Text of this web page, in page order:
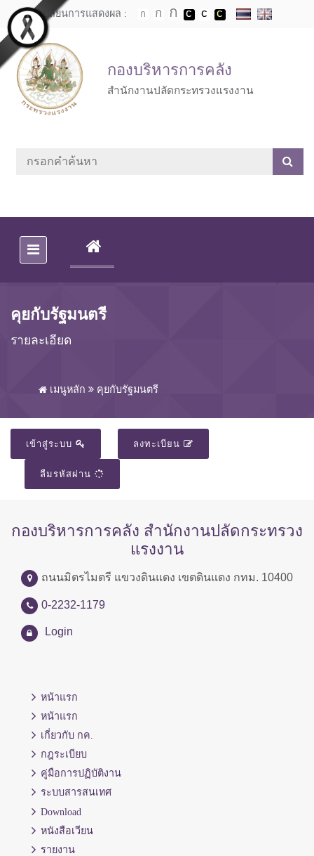
Skip to main content
เปลี่ยนการแสดงผล :
กองบริหารการคลัง
สำนักงานปลัดกระทรวงแรงงาน
(CURRENT)
คุยกับรัฐมนตรี
รายละเอียด
เมนูหลัก คุยกับรัฐมนตรี
เข้าสู่ระบบ ลงทะเบียน
ลืมรหัสผ่าน
กองบริหารการคลัง สำนักงานปลัดกระทรวง
แรงงาน
ถนนมิตรไมตรี แขวงดินแดง เขตดินแดง กทม. 10400
0-2232-1179
Login
หน้าแรก
หน้าแรก
เกี่ยวกับ กค.
กฎระเบียบ
คู่มือการปฏิบัติงาน
ระบบสารสนเทศ
Download
หนังสือเวียน
รายงาน